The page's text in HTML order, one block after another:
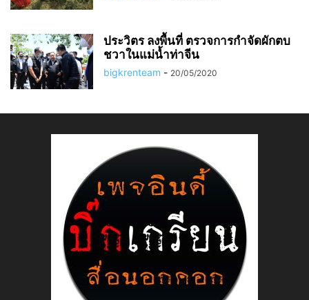
ประวิตร ลงพื้นที่ ตรวจการกำจัดผักตบ
ชวาในแม่น้ำท่าจีน
bigkrenteam - 20/05/2020